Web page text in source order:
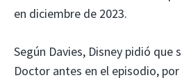
en diciembre de 2023.
Según Davies, Disney pidió que
Doctor antes en el episodio,